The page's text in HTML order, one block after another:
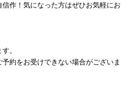
作！気になった方はぜひお気軽にお
。
約をお受けできない場合がございま